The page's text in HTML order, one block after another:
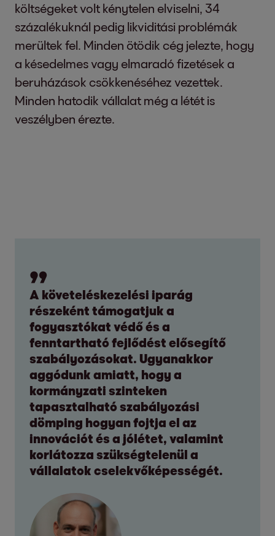
költségeket volt kénytelen elviselni, 34
százalékuknál pedig likviditási problémák
merültek fel. Minden ötödik cég jelezte, hogy
a késedelmes vagy elmaradó fizetések a
beruházások csökkenéséhez vezettek.
Minden hatodik vállalat még a létét is
veszélyben érezte.
A követeléskezelési iparág
részeként támogatjuk a
fogyasztókat védő és a
fenntartható fejlődést elősegítő
szabályozásokat. Ugyanakkor
aggódunk amiatt, hogy a
kormányzati szinteken
tapasztalható szabályozási
dömping hogyan fojtja el az
innovációt és a jólétet, valamint
korlátozza szükségtelenül a
vállalatok cselekvőképességét.